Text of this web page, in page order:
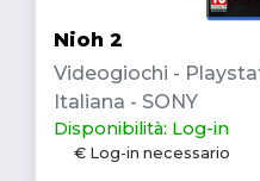
Nioh 2
Videogiochi -
Italiana - SONY
Disponibilità: Log-in
€ Log-in necessario